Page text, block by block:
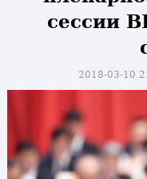
сессии
2018-03-10